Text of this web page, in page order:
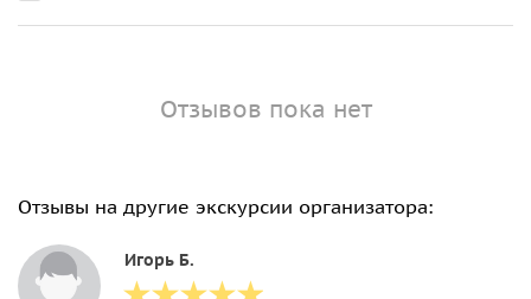
Отзывов пока нет
Отзывы на другие экскурсии организатора:
Игорь Б.